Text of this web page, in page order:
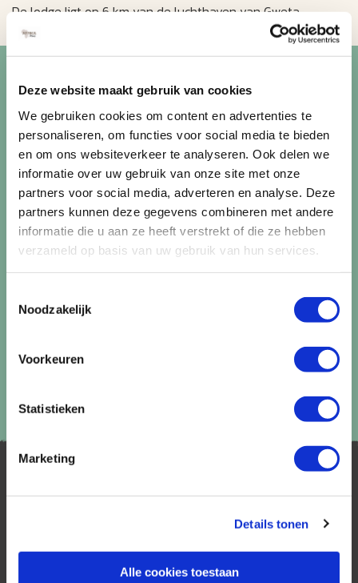
Deze website maakt gebruik van cookies
We gebruiken cookies om content en advertenties te
personaliseren, om functies voor social media te bieden
en om ons websiteverkeer te analyseren. Ook delen we
informatie over uw gebruik van onze site met onze
partners voor social media, adverteren en analyse. Deze
partners kunnen deze gegevens combineren met andere
informatie die u aan ze heeft verstrekt of die ze hebben
verzameld op basis van uw gebruik van hun services.
Noodzakelijk
Voorkeuren
Statistieken
Marketing
Details tonen
Alle cookies toestaan
De lodge ligt op 6 km van de luchthaven van Gweta.
Blijf op de hoogte van de
mooiste reizen
Ontvang circa 1 maal per maand onze nieuwsbrief met de
laatste aanbiedingen. U kunt zich elk moment weer
uitschrijven via de afmeldlink in de nieuwsbrief.
Aanmelden
Lees in onsprivacybeleidhoe wij zorgvuldig omgaan met uw
gegevens.